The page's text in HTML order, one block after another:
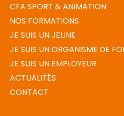
CFA SPORT & ANIMATION
NOS FORMATIONS
JE SUIS UN JEUNE
JE SUIS UN ORGANISME DE
JE SUIS UN EMPLOYEUR
ACTUALITÉS
CONTACT